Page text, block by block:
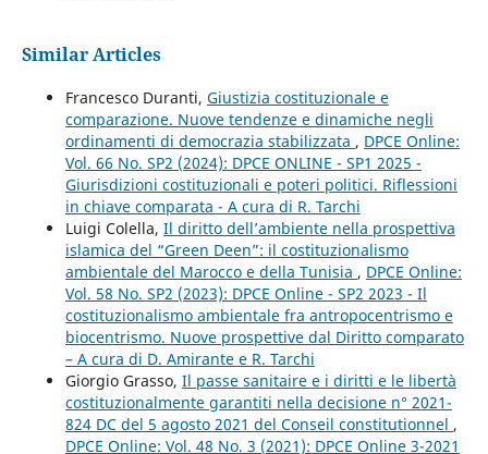
Similar Articles
Francesco Duranti, Giustizia costituzionale e
comparazione. Nuove tendenze e dinamiche negli
ordinamenti di democrazia stabilizzata , DPCE Online:
Vol. 66 No. SP2 (2024): DPCE ONLINE - SP1 2025 -
Giurisdizioni costituzionali e poteri politici. Riflessioni
in chiave comparata - A cura di R. Tarchi
Luigi Colella, Il diritto dell’ambiente nella prospettiva
islamica del “Green Deen”: il costituzionalismo
ambientale del Marocco e della Tunisia , DPCE Online:
Vol. 58 No. SP2 (2023): DPCE Online - SP2 2023 - Il
costituzionalismo ambientale fra antropocentrismo e
biocentrismo. Nuove prospettive dal Diritto comparato
– A cura di D. Amirante e R. Tarchi
Giorgio Grasso, Il passe sanitaire e i diritti e le libertà
costituzionalmente garantiti nella decisione n° 2021-
824 DC del 5 agosto 2021 del Conseil constitutionnel ,
DPCE Online: Vol. 48 No. 3 (2021): DPCE Online 3-2021